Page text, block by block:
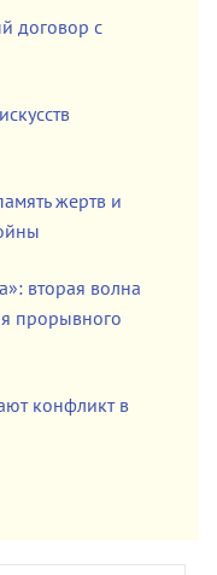
договор с
жертв и
вторая волна
прорывного
конфликт в